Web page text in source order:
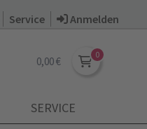
Service Anmelden
0,00 €
SERVICE